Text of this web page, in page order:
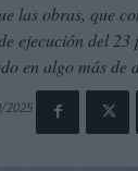
las obras, que
ejecución del 23
en algo más de
2025